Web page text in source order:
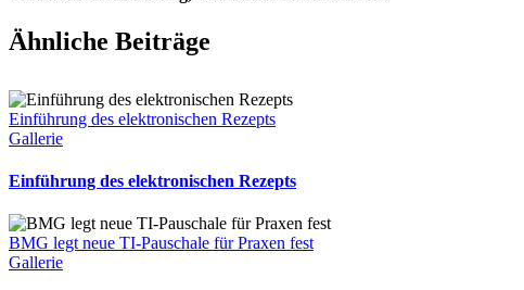
Facebook
X
Reddit
LinkedIn
WhatsApp
Tumblr
Pinterest
Vk
E-
Mail
Ähnliche Beiträge
Einführung des elektronischen Rezepts
Gallerie
Einführung des elektronischen Rezepts
BMG legt neue TI-Pauschale für Praxen fest
Gallerie